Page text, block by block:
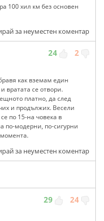
100 хил км без основен
за неуместен коментар
24 2
как вземам един
вратата се отвори.
платно, да след
и продължих. Весели
по 15-на човека в
по-модерни, по-сигурни
за неуместен коментар
29 24